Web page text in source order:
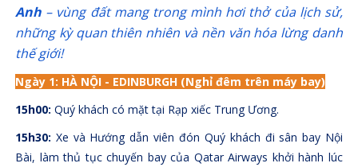
Anh– vùng đất mang trong mình hơi thở của lịch sử,
những kỳ quan thiên nhiên và nền văn hóa lừng danh
thế giới!
Ngày 1: HÀ NỘI - EDINBURGH (Nghỉ đêm trên máy bay)
15h00: Quý khách có mặt tại Rạp xiếc Trung Ương.
15h30: Xe và Hướng dẫn viên đón Quý khách đi sân bay Nội
Bài, làm thủ tục chuyến bay của Qatar Airways khởi hành lúc